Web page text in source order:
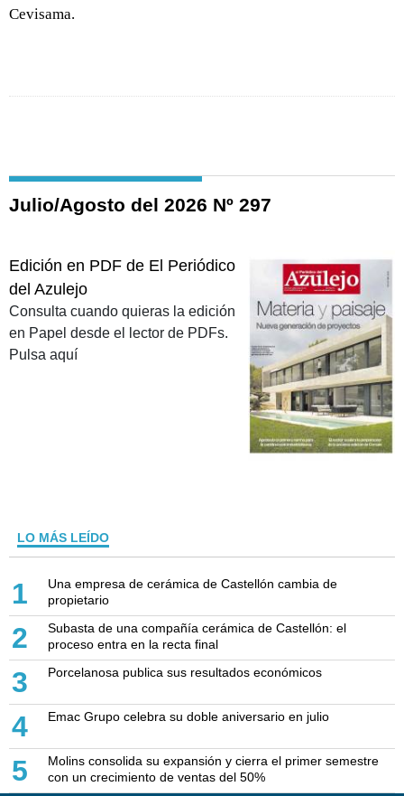
Cevisama.
Julio/Agosto del 2026 Nº 297
Edición en PDF de El Periódico
del Azulejo
Consulta cuando quieras la edición
en Papel desde el lector de PDFs.
Pulsa aquí
LO MÁS LEÍDO
1
Una empresa de cerámica de Castellón cambia de
propietario
2
Subasta de una compañía cerámica de Castellón: el
proceso entra en la recta final
3 Porcelanosa publica sus resultados económicos
4 Emac Grupo celebra su doble aniversario en julio
5
Molins consolida su expansión y cierra el primer semestre
con un crecimiento de ventas del 50%